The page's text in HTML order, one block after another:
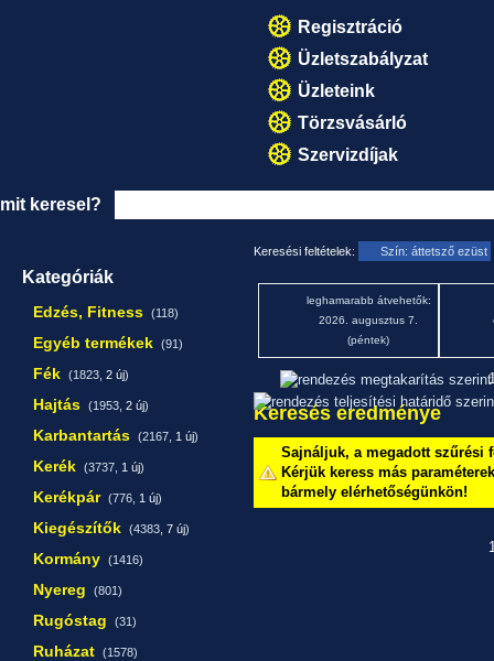
Regisztráció
Üzletszabályzat
Üzleteink
Törzsvásárló
Szervizdíjak
mit keresel?
Kategóriák
Edzés, Fitness (118)
Egyéb termékek (91)
Fék (1823, 2 új)
Hajtás (1953, 2 új)
Karbantartás (2167, 1 új)
Kerék (3737, 1 új)
Kerékpár (776, 1 új)
Kiegészítők (4383, 7 új)
Kormány (1416)
Nyereg (801)
Rugóstag (31)
Ruházat (1578)
Keresési feltételek: Szín: áttetsző ezüst
leghamarabb átvehetők:
2026. augusztus 7.
(péntek)
Keresés eredménye
Sajnáljuk, a megadott szűrési
Kérjük keress más
bármely elérhetőségünkön!